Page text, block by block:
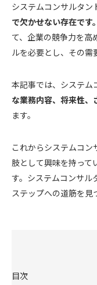
システムコンサルタン
で欠かせない存在です。
て、企業の競争力を高
ルを必要とし、その需
本記事では、システム
な業務内容、将来性、
ます。
これからシステムコ
肢として興味を持って
す。システムコンサル
ステップへの道筋を見
目次